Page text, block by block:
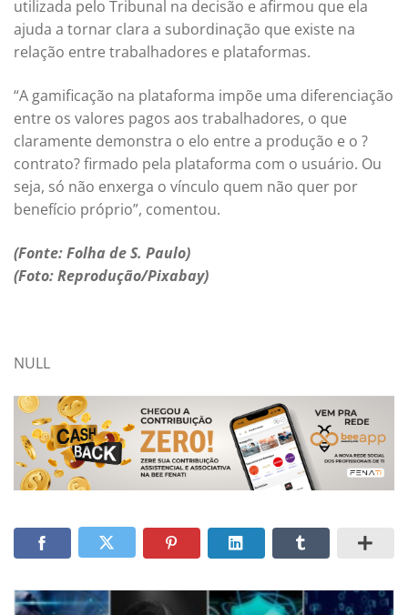
utilizada pelo Tribunal na decisão e afirmou que ela
ajuda a tornar clara a subordinação que existe na
relação entre trabalhadores e plataformas.
“A gamificação na plataforma impõe uma diferenciação
entre os valores pagos aos trabalhadores, o que
claramente demonstra o elo entre a produção e o ?
contrato? firmado pela plataforma com o usuário. Ou
seja, só não enxerga o vínculo quem não quer por
benefício próprio”, comentou.
(Fonte: Folha de S. Paulo)
(Foto: Reprodução/Pixabay)
NULL